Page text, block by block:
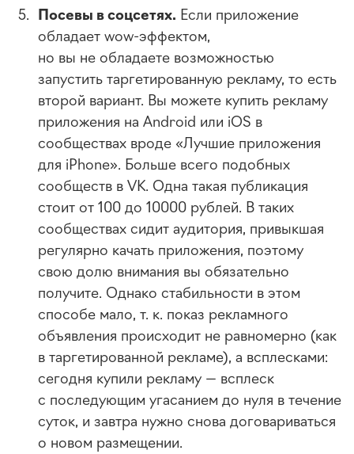
Посевы в соцсетях. Если приложение
обладаетwow-эффектом,
но вы не обладаете возможностью
запустить таргетированную рекламу, то есть
второй вариант. Вы можете купить рекламу
приложения на Android или iOS в
сообществах вроде «Лучшие приложения
для iPhone». Больше всего подобных
сообществ в VK. Одна такая публикация
стоит от 100 до 10000 рублей. В таких
сообществах сидит аудитория, привыкшая
регулярно качать приложения, поэтому
свою долю внимания вы обязательно
получите. Однако стабильности в этом
способе мало, т. к. показ рекламного
объявления происходит не равномерно (как
в таргетированной рекламе), а всплесками:
сегодня купили рекламу — всплеск
с последующим угасанием до нуля в течение
суток, и завтра нужно снова договариваться
о новом размещении.